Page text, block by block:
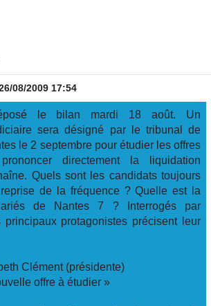
08/2009 17:54
le bilan mardi 18 août. Un
sera désigné par le tribunal de
le 2 septembre pour étudier les offres
directement la liquidation
Quels sont les candidats toujours
de la fréquence ? Quelle est la
de Nantes 7 ? Interrogés par
principaux protagonistes précisent leur
Clément (présidente)
offre à étudier »